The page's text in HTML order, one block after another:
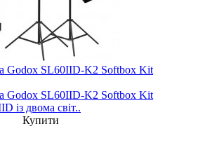
Godox SL60IID-K2 Softbox Kit
Godox SL60IID-K2 Softbox Kit
із двома світ..
Купити